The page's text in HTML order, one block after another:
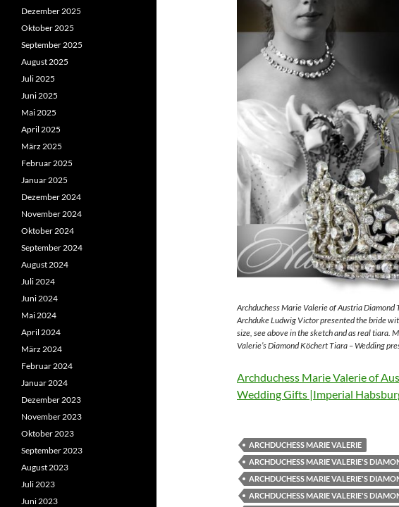
Archduchess Marie Valerie of Austria
Archduke Ludwig Victor presented the bride
size, see above in the sketch and as real tiara.
Valerie’s Diamond Köchert Tiara – Wedding
Archduchess Marie Valerie of
Wedding Gifts |Imperial
ARCHDUCHESS MARIE VALERIE
ARCHDUCHESS MARIE VALERIE'S
ARCHDUCHESS MARIE VALERIE'S
ARCHDUCHESS MARIE VALERIE'S
Dezember 2025
Oktober 2025
September 2025
August 2025
Juli 2025
Juni 2025
Mai 2025
April 2025
März 2025
Februar 2025
Januar 2025
Dezember 2024
November 2024
Oktober 2024
September 2024
August 2024
Juli 2024
Juni 2024
Mai 2024
April 2024
März 2024
Februar 2024
Januar 2024
Dezember 2023
November 2023
Oktober 2023
September 2023
August 2023
Juli 2023
Juni 2023